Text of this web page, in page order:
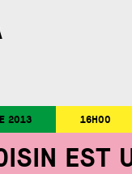
2013 16H00
EST